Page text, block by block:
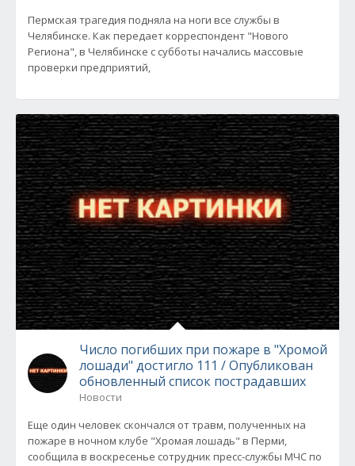
Пермская трагедия подняла на ноги все службы в
Челябинске. Как передает корреспондент "Нового
Региона", в Челябинске с субботы начались массовые
проверки предприятий,
Число погибших при пожаре в "Хромой
лошади" достигло 111 / Опубликован
обновленный список пострадавших
Новости
Еще один человек скончался от травм, полученных на
пожаре в ночном клубе "Хромая лошадь" в Перми,
сообщила в воскресенье сотрудник пресс-службы МЧС по